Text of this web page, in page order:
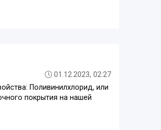
01.12.2023, 02:27
Поливинилхлорид, или
покрытия на нашей